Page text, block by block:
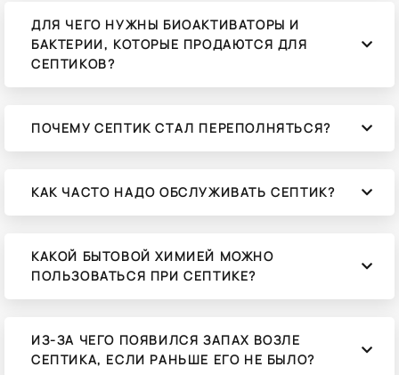
ДЛЯ ЧЕГО НУЖНЫ БИОАКТИВАТОРЫ И
БАКТЕРИИ, КОТОРЫЕ ПРОДАЮТСЯ ДЛЯ
СЕПТИКОВ?
ПОЧЕМУ СЕПТИК СТАЛ ПЕРЕПОЛНЯТЬСЯ?
КАК ЧАСТО НАДО ОБСЛУЖИВАТЬ СЕПТИК?
КАКОЙ БЫТОВОЙ ХИМИЕЙ МОЖНО
ПОЛЬЗОВАТЬСЯ ПРИ СЕПТИКЕ?
ИЗ-ЗА ЧЕГО ПОЯВИЛСЯ ЗАПАХ ВОЗЛЕ
СЕПТИКА, ЕСЛИ РАНЬШЕ ЕГО НЕ БЫЛО?